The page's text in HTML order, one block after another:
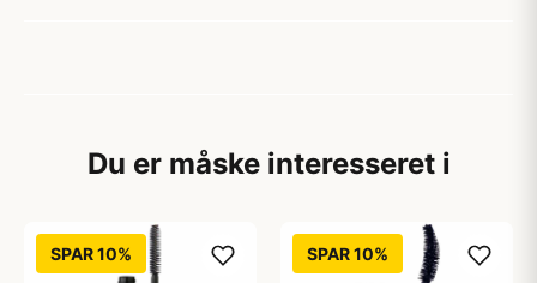
Du er måske interesseret i
SPAR 10% SPAR 10%